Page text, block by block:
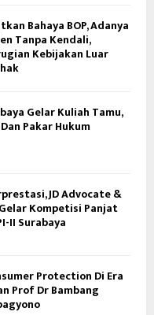
Bahaya BOP, Adanya
Tanpa Kendali,
Kebijakan Luar
Gelar Kuliah Tamu,
Pakar Hukum
JD Advocate &
Kompetisi Panjat
II Surabaya
Protection Di Era
Prof Dr Bambang